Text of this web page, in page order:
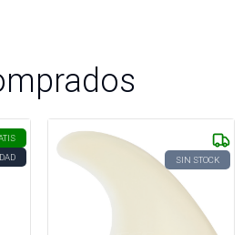
SIN STOCK